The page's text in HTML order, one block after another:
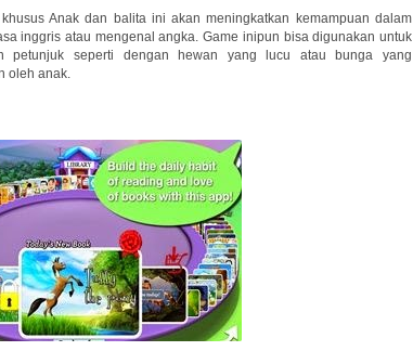
Anak dan balita ini akan meningkatkan kemampuan dalam
inggris atau mengenal angka. Game inipun bisa digunakan untuk
petunjuk seperti dengan hewan yang lucu atau bunga yang
oleh anak.